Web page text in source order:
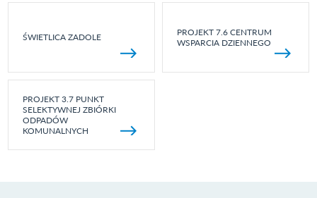
ŚWIETLICA ZADOLE
PROJEKT 7.6 CENTRUM
WSPARCIA DZIENNEGO
PROJEKT 3.7 PUNKT
SELEKTYWNEJ ZBIÓRKI
ODPADÓW
KOMUNALNYCH